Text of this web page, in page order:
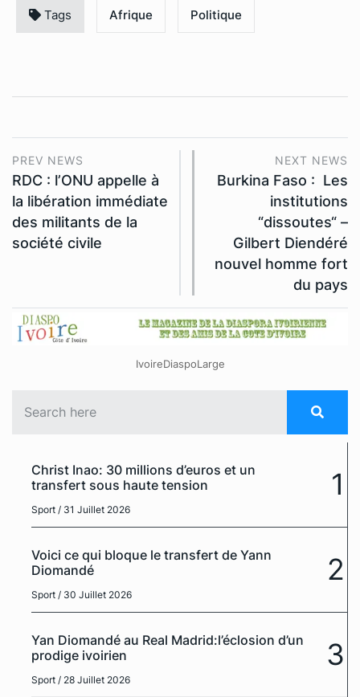
Tags Afrique Politique
PREV NEWS
RDC : l’ONU appelle à
la libération immédiate
des militants de la
société civile
NEXT NEWS
Burkina Faso : Les
institutions
“dissoutes“ –
Gilbert Diendéré
nouvel homme fort
du pays
IvoireDiaspoLarge
Christ Inao: 30 millions d’euros et un
transfert sous haute tension
Sport / 31 Juillet 2026
1
Voici ce qui bloque le transfert de Yann
Diomandé
Sport / 30 Juillet 2026
2
Yan Diomandé au Real Madrid:l’éclosion d’un
prodige ivoirien
Sport / 28 Juillet 2026
3